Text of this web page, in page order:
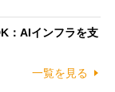
：AIインフラを支
一覧を見る